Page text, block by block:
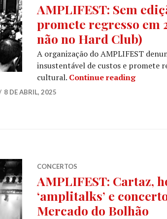
AMPLIFEST: Sem
promete regresso em
não no Hard Club)
A organização do AMPLIFEST
insustentável de custos e promete
cultural. Continue reading
8 DE ABRIL, 2025
CONCERTOS
AMPLIFEST: Cartaz,
‘amplitalks’ e
Mercado do Bolhão